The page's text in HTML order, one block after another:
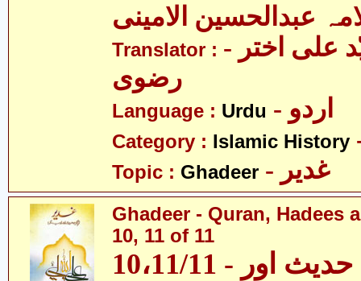
عبدالحسین الامینی
Translator : - مولانا سیّد علی اختر
رضوی
Language : Urdu - اردو
Category : Islamic History
Topic : Ghadeer - غدیر
Ghadeer - Quran, Hadees
10, 11 of 11
10،11/11 - غدیر - قرآن، حدیث اور